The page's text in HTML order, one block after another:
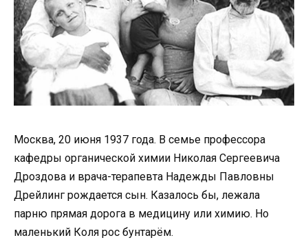
Москва, 20 июня 1937 года. В семье профессора
кафедры органической химии Николая Сергеевича
Дроздова и врача-терапевта Надежды Павловны
Дрейлинг рождается сын. Казалось бы, лежала
парню прямая дорога в медицину или химию. Но
маленький Коля рос бунтарём.